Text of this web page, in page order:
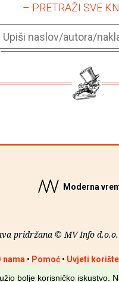
– PRETRAŽI SVE
Moderna
pridržana © MV Info
nama • Pomoć• Uvjeti
bolje korisničko iskustvo.